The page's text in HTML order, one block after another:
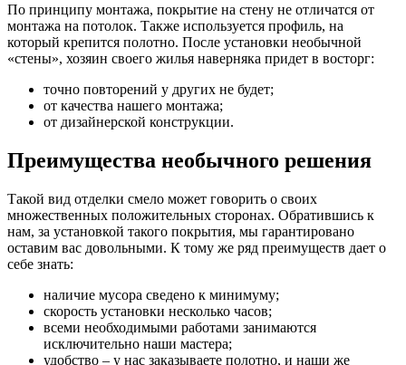
По принципу монтажа, покрытие на стену не отличатся от
монтажа на потолок. Также используется профиль, на
который крепится полотно. После установки необычной
«стены», хозяин своего жилья наверняка придет в восторг:
точно повторений у других не будет;
от качества нашего монтажа;
от дизайнерской конструкции.
Преимущества необычного решения
Такой вид отделки смело может говорить о своих
множественных положительных сторонах. Обратившись к
нам, за установкой такого покрытия, мы гарантировано
оставим вас довольными. К тому же ряд преимуществ дает о
себе знать:
наличие мусора сведено к минимуму;
скорость установки несколько часов;
всеми необходимыми работами занимаются
исключительно наши мастера;
удобство – у нас заказываете полотно, и наши же